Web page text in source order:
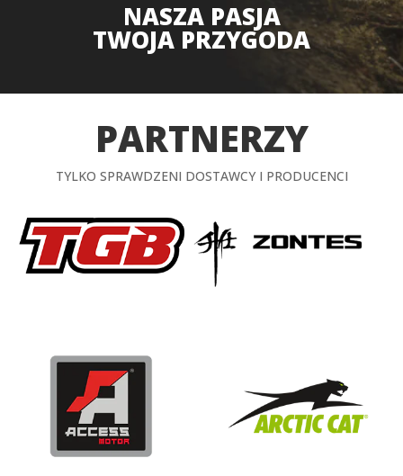
NASZA PASJA
TWOJA PRZYGODA
PARTNERZY
TYLKO SPRAWDZENI DOSTAWCY I PRODUCENCI